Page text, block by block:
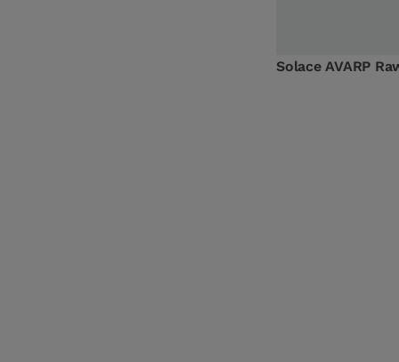
Solace AVARP